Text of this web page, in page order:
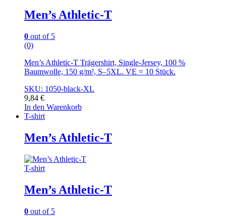
Men’s Athletic-T
0 out of 5
(0)
Men’s Athletic-T Trägershirt, Single-Jersey, 100 %
Baumwolle, 150 g/m², S–5XL. VE = 10 Stück.
SKU: 1050-black-XL
9,84 €
In den Warenkorb
T-shirt
Men’s Athletic-T
T-shirt
Men’s Athletic-T
0 out of 5